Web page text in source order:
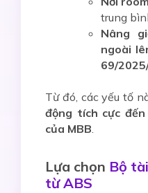
trung
Nâng
ngoài
69/
Từ đó, các yếu tố
động tích cực
của MBB.
Lựa chọn Bộ
từ ABS